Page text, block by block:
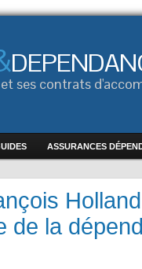
ses contrats
ASSURANCES
de la